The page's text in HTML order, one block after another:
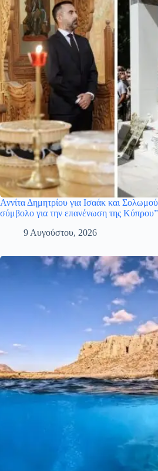
Αννίτα Δημητρίου για Ισαάκ και
σύμβολο για την επανένωση της Κύπρου”
9 Αυγούστου, 2026